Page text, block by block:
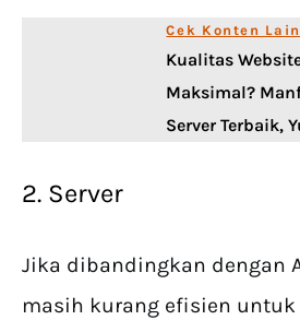
Cek Konten
Kualitas
Maksimal?
Server Terbaik,
2. Server
Jika dibandingkan dengan
masih kurang efisien